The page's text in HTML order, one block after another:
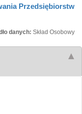
Przedsiębiorstw
danych: Skład Osobowy